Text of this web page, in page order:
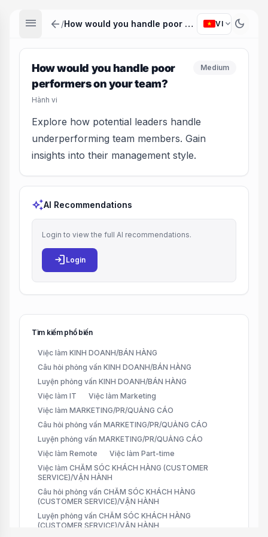
menu arrow_back / How would you handle poor performers on your team? VI expand_more dark_mode
How would you handle poor
performers on your team?
Hành vi
Medium
Explore how potential leaders handle
underperforming team members. Gain
insights into their management style.
auto_awesomeAI Recommendations
Login to view the full AI recommendations.
login Login
Tìm kiếm phổ biến
Việc làm KINH DOANH/BÁN HÀNG
Câu hỏi phỏng vấn KINH DOANH/BÁN HÀNG
Luyện phỏng vấn KINH DOANH/BÁN HÀNG
Việc làm IT
Việc làm Marketing
Việc làm MARKETING/PR/QUẢNG CÁO
Câu hỏi phỏng vấn MARKETING/PR/QUẢNG CÁO
Luyện phỏng vấn MARKETING/PR/QUẢNG CÁO
Việc làm Remote
Việc làm Part-time
Việc làm CHĂM SÓC KHÁCH HÀNG (CUSTOMER
SERVICE)/VẬN HÀNH
Câu hỏi phỏng vấn CHĂM SÓC KHÁCH HÀNG
(CUSTOMER SERVICE)/VẬN HÀNH
Luyện phỏng vấn CHĂM SÓC KHÁCH HÀNG
(CUSTOMER SERVICE)/VẬN HÀNH